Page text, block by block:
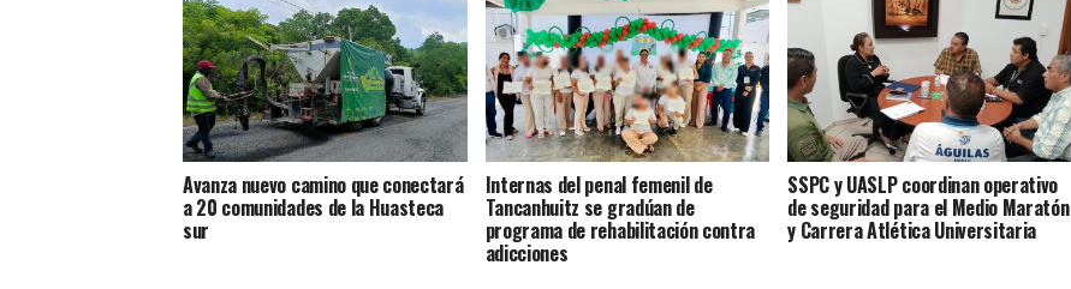
Avanza nuevo camino que conectará
a 20 comunidades de la Huasteca
sur
Internas del penal femenil de
Tancanhuitz se gradúan de
programa de rehabilitación contra
adicciones
SSPC y UASLP coordinan operativo
de seguridad para el Medio Maratón
y Carrera Atlética Universitaria